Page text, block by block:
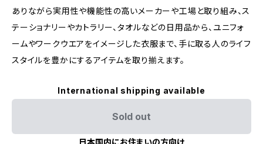
ありながら実用性や機能性の高いメーカーや工場と取り組み、ス
テーショナリーやカトラリー、タオルなどの日用品から、ユニフォ
ームやワークウエアをイメージした衣服まで、手に取る人のライフ
スタイルを豊かにするアイテムを取り揃えます。
International shipping available
Sold out
日本国内にお住まいの方向け